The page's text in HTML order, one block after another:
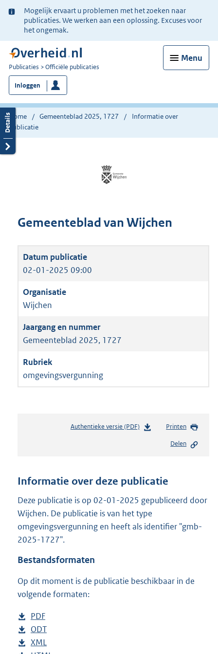
Ter
informatie:
Mogelijk ervaart u problemen met het zoeken naar
publicaties. We werken aan een oplossing. Excuses voor
het ongemak.
Menu
U
bent
nu
hier:
Publicaties Officiële publicaties
Inloggen
Home Gemeenteblad 2025, 1727
Informatie over
publicatie
Gemeenteblad van Wijchen
02-01-2025 09:00
Wijchen
Gemeenteblad 2025, 1727
omgevingsvergunning
Authentieke versie (PDF)b
n
s
r
o
:
Printen
Delen
Informatie over deze publicatie
Deze publicatie is op 02-01-2025 gepubliceerd door
Wijchen. De publicatie is van het type
omgevingsvergunning en heeft als identifier "gmb-
2025-1727".
Bestandsformaten
Op dit moment is de publicatie beschikbaar in de
volgende formaten:
D
o
w
PDF
e
s
D
o
ODT
D
XML